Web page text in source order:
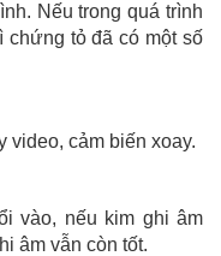
Nếu trong quá trình
chứng tỏ đã có một số
video, cảm biến xoay.
vào, nếu kim ghi âm
âm vẫn còn tốt.